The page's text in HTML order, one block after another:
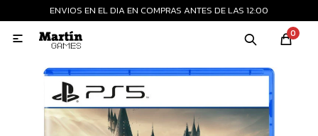
ENVIOS EN EL DIA EN COMPRAS ANTES DE LAS 12:00
0

MI CUENTA
Consolas nuevas